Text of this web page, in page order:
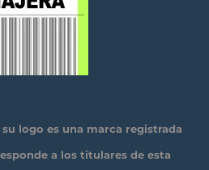
logo es una marca registrada
a los titulares de esta